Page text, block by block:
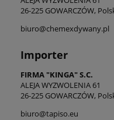
26-225 GOWARCZÓW,
biuro@chemexdywany.pl
Importer
FIRMA "KINGA" S.C.
ALEJA WYZWOLENIA 61
26-225 GOWARCZÓW,
biuro@tapiso.eu